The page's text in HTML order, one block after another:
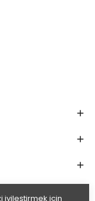
iyileştirmek için